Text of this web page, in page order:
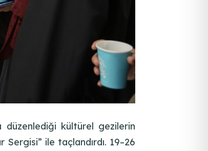
düzenlediği kültürel gezilerin
ile taçlandırdı. 19–26